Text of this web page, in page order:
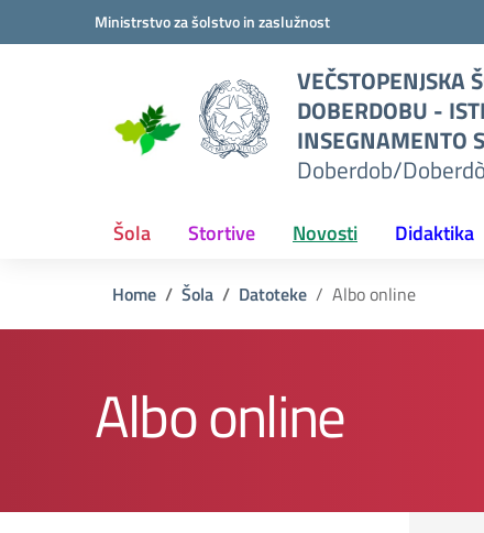
Vai ai contenuti
Vai al menu di navigazioneMinistrstvo za šolstvo in zaslužnost
VEČSTOPENJSKA
DOBERDOBU -
INSEGNAMENTO
Doberdob/
Šola Stortive Novosti Didaktika
Home Šola Datoteke Albo online
Albo online